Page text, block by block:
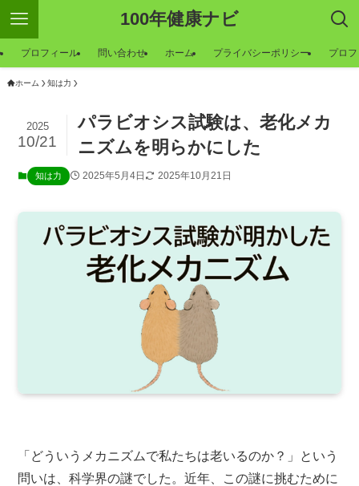
100年健康ナビ
プロフィール 問い合わせ ホーム プライバシーポリシー プロ
ホーム 知は力
パラビオシス試験は、老化メカ
ニズムを明らかにした
2025
10/21
知は力 2025年5月4日 2025年10月21日
「どういうメカニズムで私たちは老いるのか？」という
問いは、科学界の謎でした。近年、この謎に挑むために